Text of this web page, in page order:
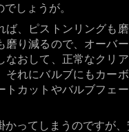
しょうが。
ば、ピストンリングも
磨り減るので、オーバ
なおして、正常なクリ
それにバルブにもカー
トカットやバルブフェ
かってしまうのですが